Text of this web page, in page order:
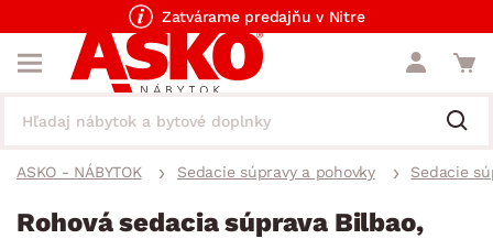
Zatvárame predajňu v Nitre
ASKO - NÁBYTOK Sedacie súpravy a pohovky Sedacie
Rohová sedacia súprava Bilbao,